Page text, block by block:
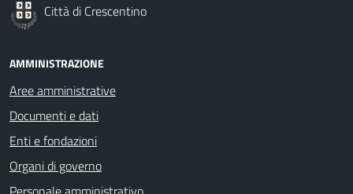
Città di Crescentino
AMMINISTRAZIONE
Aree amministrative
Documenti e dati
Enti e fondazioni
Organi di governo